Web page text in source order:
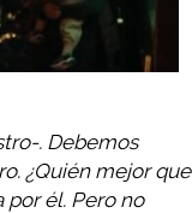
. Debemos
¿Quién mejor que
por él. Pero no